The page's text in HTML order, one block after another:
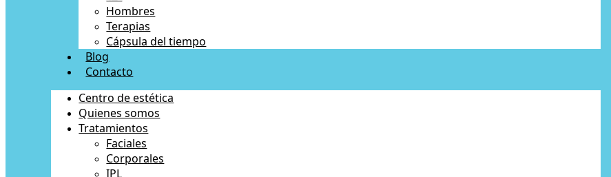
Hombres
Terapias
Cápsula del tiempo
Blog
Contacto
Centro de estética
Quienes somos
Tratamientos
Faciales
Corporales
IPL